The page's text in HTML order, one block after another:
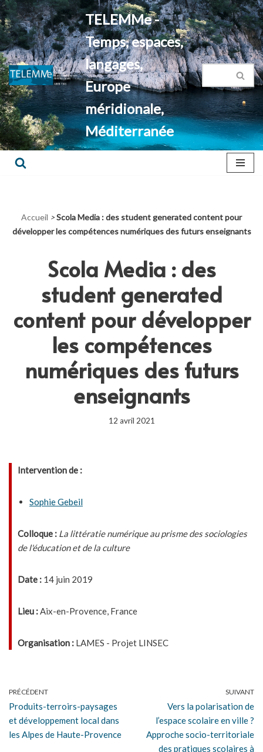
Aller
au
contenu
TELEMMe -
Temps, espaces,
langages,
Europe
méridionale,
Méditerranée
Accueil >Scola Media : des student generated content pour
développer les compétences numériques des futurs enseignants
Scola Media : des
student generated
content pour développer
les compétences
numériques des futurs
enseignants
12 avril 2021
Intervention de :
Sophie Gebeil
Colloque : La littératie numérique au prisme des sociologies
de l'éducation et de la culture
Date : 14 juin 2019
Lieu :Aix-en-Provence, France
Organisation : LAMES - Projet LINSEC
PRÉCÉDENT
Produits-terroirs-paysages
et développement local dans
les Alpes de Haute-Provence
SUIVANT
Vers la polarisation de
l’espace scolaire en ville ?
Approche socio-territoriale
des pratiques scolaires à